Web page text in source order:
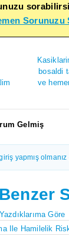
Sorunuzu
bosaldi
ve
Gelmiş
yapmış olmanız
Göre
Ile Hamilelik